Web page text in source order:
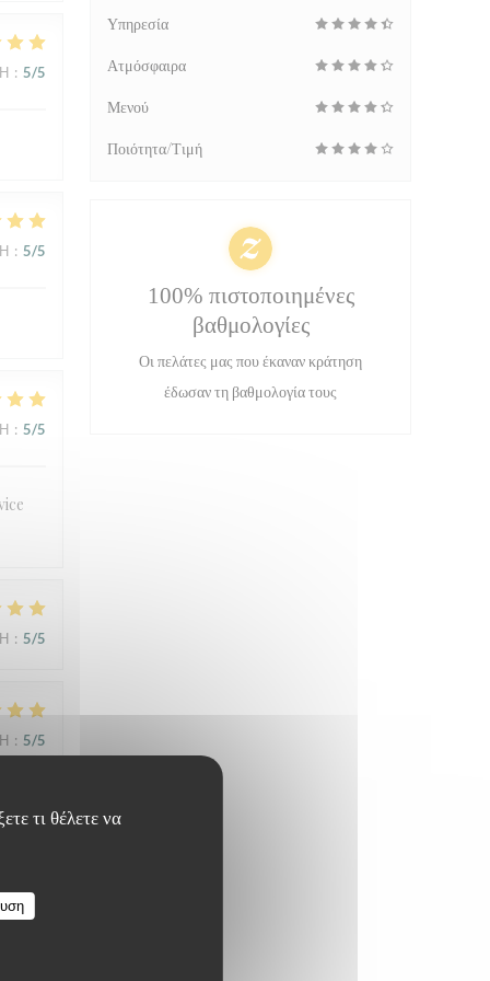
τι θέλετε να
: 5/5
: 5/5
: 5/5
: 5/5
: 5/5
Υπηρεσία
Ατμόσφαιρα
Μενού
Ποιότητα/Τιμή
100% πιστοποιημένες
βαθμολογίες
Οι πελάτες μας που έκαναν κράτηση
έδωσαν τη βαθμολογία τους